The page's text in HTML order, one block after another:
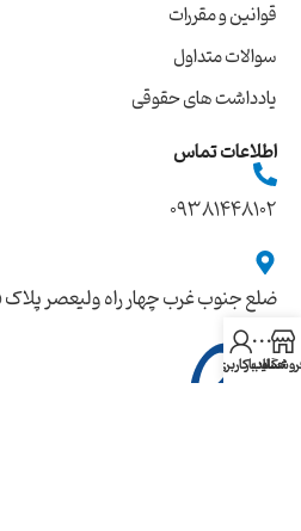
قوانین و مقررات
سوالات متداول
یادداشت های حقوقی
اطلاعات تماس
09381448102
ضلع جنوب غرب چهار راه ولیعصر پلاک ۱۴۶۵
سایدبار
حساب کاربری من